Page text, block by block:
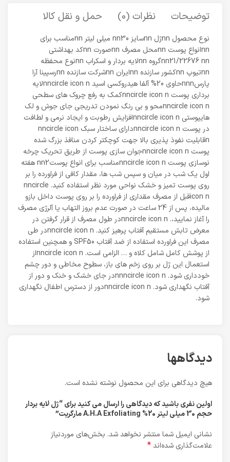
توضیحات نظرات (0) حمل و نقل کالا
نوع محصول nnژل nnسایز nn30 میلی لیتر nnمناسب برای
nnانواع پوست nnمحل مصرف nnصورت nnکد بهداشتی
nn21/22676 nnگروه nnلایه بردار و اسکراب nnنوع محفظه
nnتیوپ nnکشور سازنده nnایران nnشرکت سازنده nnرسپینا آرا
پارسnnnحاوی 20% آلفا هیدروکسی اسید nncircle icon nلایه
برداری پوست nncircle icon nکمک به رفع چروک های سطحی
nncircle icon nمحو و بی رنگ نمودن تدریجی جای جوش و لک
هایپوستی nncircle icon nافزایش رطوبت و ایجاد نرمی و لطافت
در پوست nncircle icon nدارای ساختار سبک nncircle icon
nقابلیت نفوذ پذیری بالا جهت کوچکتر کردن منافذ بزرگ شده
پوست nncircle icon nجوان سازی پوست از طریق تحریک چرخه
نوسازی پوست nncircle icon nمناسب برای انواع پوستnn2 هفته
اول یک شب در میان و سپس شب ها، مقدار کافی از فراورده را بر
روی پوست تمیز و خشک نواحی مورد نظر استفاده کنید. nncircle
icon nقبل از مصرف مقداری از فراورده را بر روی پوست داخل بازو
مالیده، پس از 24 ساعت در صورت عدم بروز التهاب یا آلرژی مصرف
را آغاز نمایید،. nncircle icon nدر طول مصرف از قرار گرفتن در
معرض تابش مستقیم آفتاب پرهیز کنید. nncircle icon nدر طی
مصرف این فراورده استفاده از ضد آفتاب SPF50 و همچنین استفاده
از پوشش کامل شامل کلاه و … الزامی است. nncircle icon nاز
استعمال این ژل بر روی زخم های باز، سطوح مخاطی و دور چشم
خودداری شود. nnncircle icon nدر جای خشک و خنک و دور از
آفتاب نگهداری شود. nncircle icon nدور از دسترس اطفال نگهداری
شود.
دیدگاهها
هیچ دیدگاهی برای این محصول نوشته نشده است.
اولین نفری باشید که دیدگاهی را ارسال می کنید برای “ژل لایه بردار
حجم 30 میلی لیتر 20% A.H.A Exfoliating مارگریت”
نشانی ایمیل شما منتشر نخواهد شد. بخش‌های موردنیاز
علامت‌گذاری شده‌اند*